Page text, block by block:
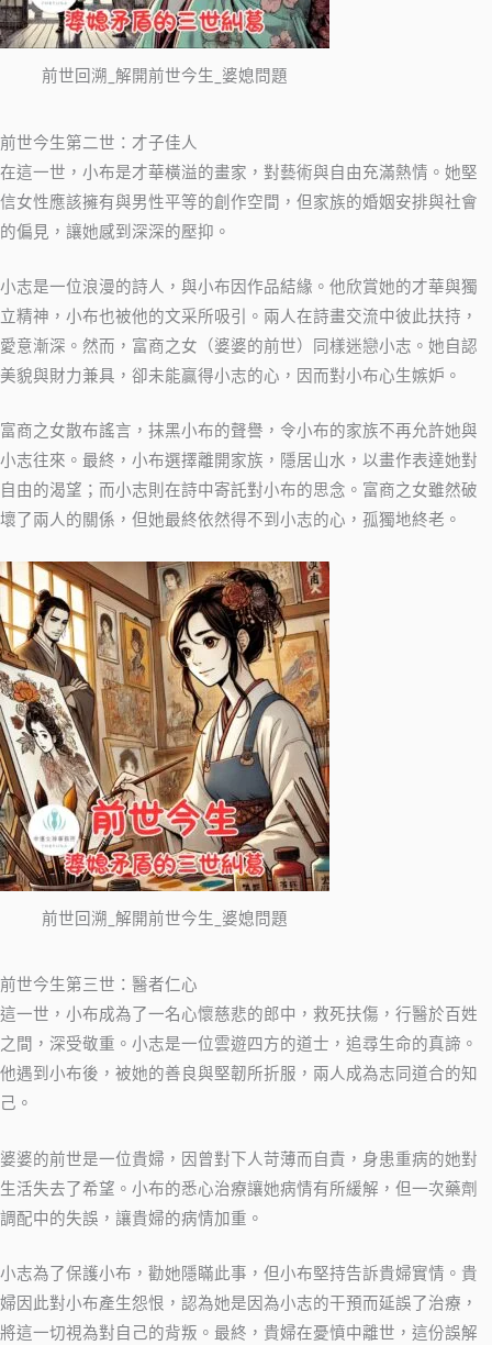
前世回溯_解開前世今生_婆媳問題
前世今生第二世：才子佳人
在這一世，小布是才華橫溢的畫家，對藝術與自由充滿熱情。她堅
信女性應該擁有與男性平等的創作空間，但家族的婚姻安排與社會
的偏見，讓她感到深深的壓抑。
小志是一位浪漫的詩人，與小布因作品結緣。他欣賞她的才華與獨
立精神，小布也被他的文采所吸引。兩人在詩畫交流中彼此扶持，
愛意漸深。然而，富商之女（婆婆的前世）同樣迷戀小志。她自認
美貌與財力兼具，卻未能贏得小志的心，因而對小布心生嫉妒。
富商之女散布謠言，抹黑小布的聲譽，令小布的家族不再允許她與
小志往來。最終，小布選擇離開家族，隱居山水，以畫作表達她對
自由的渴望；而小志則在詩中寄託對小布的思念。富商之女雖然破
壞了兩人的關係，但她最終依然得不到小志的心，孤獨地終老。
前世回溯_解開前世今生_婆媳問題
前世今生第三世：醫者仁心
這一世，小布成為了一名心懷慈悲的郎中，救死扶傷，行醫於百姓
之間，深受敬重。小志是一位雲遊四方的道士，追尋生命的真諦。
他遇到小布後，被她的善良與堅韌所折服，兩人成為志同道合的知
己。
婆婆的前世是一位貴婦，因曾對下人苛薄而自責，身患重病的她對
生活失去了希望。小布的悉心治療讓她病情有所緩解，但一次藥劑
調配中的失誤，讓貴婦的病情加重。
小志為了保護小布，勸她隱瞞此事，但小布堅持告訴貴婦實情。貴
婦因此對小布產生怨恨，認為她是因為小志的干預而延誤了治療，
將這一切視為對自己的背叛。最終，貴婦在憂憤中離世，這份誤解